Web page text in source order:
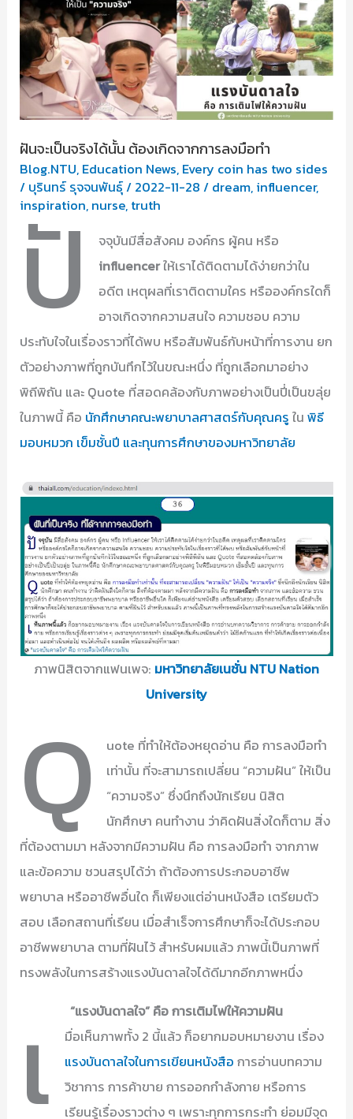
ฝันจะเป็นจริงได้นั้น ต้องเกิดจากการลงมือทำ
Blog.NTU, Education News, Every coin has two sides
/ บุรินทร์ รุจจนพันธุ์/ 2022-11-28/ dream, influencer,
inspiration, nurse, truth
ปั
จจุบันมีสื่อสังคม องค์กร ผู้คน หรือ
influencerให้เราได้ติดตามได้ง่ายกว่าใน
อดีต เหตุผลที่เราติดตามใคร หรือองค์กรใดก็
อาจเกิดจากความสนใจ ความชอบ ความ
ประทับใจในเรื่องราวที่ได้พบ หรือสัมพันธ์กับหน้าที่การงาน ยก
ตัวอย่างภาพที่ถูกบันทึกไว้ในขณะหนึ่ง ที่ถูกเลือกมาอย่าง
พิถีพิถัน และ Quote ที่สอดคล้องกับภาพอย่างเป็นปี่เป็นขลุ่ย
ในภาพนี้ คือ นักศึกษาคณะพยาบาลศาสตร์กับคุณครู ในพิธี
มอบหมวก เข็มชั้นปี และทุนการศึกษาของมหาวิทยาลัย
ภาพนิสิตจากแฟนเพจ: มหาวิทยาลัยเนชั่น NTU Nation
University
Q
uote ที่ทำให้ต้องหยุดอ่าน คือ การลงมือทำ
เท่านั้น ที่จะสามารถเปลี่ยน “ความฝัน” ให้เป็น
“ความจริง” ซึ่งนึกถึงนักเรียน นิสิต
นักศึกษา คนทำงาน ว่าคิดฝันสิ่งใดก็ตาม สิ่ง
ที่ต้องตามมา หลังจากมีความฝัน คือ การลงมือทำ จากภาพ
และข้อความ ชวนสรุปได้ว่า ถ้าต้องการประกอบอาชีพ
พยาบาล หรืออาชีพอื่นใด ก็เพียงแต่อ่านหนังสือ เตรียมตัว
สอบ เลือกสถานที่เรียน เมื่อสำเร็จการศึกษาก็จะได้ประกอบ
อาชีพพยาบาล ตามที่ฝันไว้ สำหรับผมแล้ว ภาพนี้เป็นภาพที่
ทรงพลังในการสร้างแรงบันดาลใจได้ดีมากอีกภาพหนึ่ง
“แรงบันดาลใจ” คือ การเติมไฟให้ความฝัน
เ
มื่อเห็นภาพทั้ง 2 นี้แล้ว ก็อยากมอบหมายงาน เรื่อง
แรงบันดาลใจในการเขียนหนังสือ การอ่านบทความ
วิชาการ การค้าขาย การออกกำลังกาย หรือการ
เรียนรู้เรื่องราวต่าง ๆ เพราะทุกการกระทำ ย่อมมีจุด